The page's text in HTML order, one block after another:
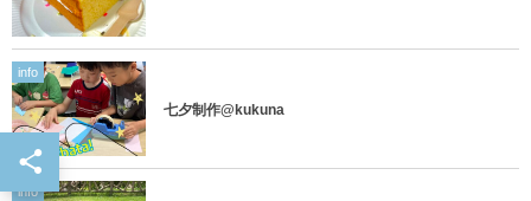
info
七夕制作@kukuna
info